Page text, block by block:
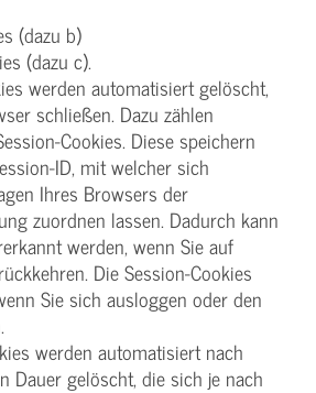
(dazu b)
(dazu c).
werden automatisiert gelöscht,
schließen. Dazu zählen
Cookies. Diese speichern
ID, mit welcher sich
Ihres Browsers der
zuordnen lassen. Dadurch kann
werden, wenn Sie auf
Die Session-Cookies
Sie sich ausloggen oder den
werden automatisiert nach
Dauer gelöscht, die sich je nach